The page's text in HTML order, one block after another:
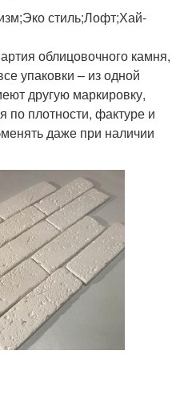
Стены в маленькой
стиль;Лофт;Хай-
облицовочного камня,
упаковки – из одной
другую маркировку,
по плотности, фактуре и
даже при наличии